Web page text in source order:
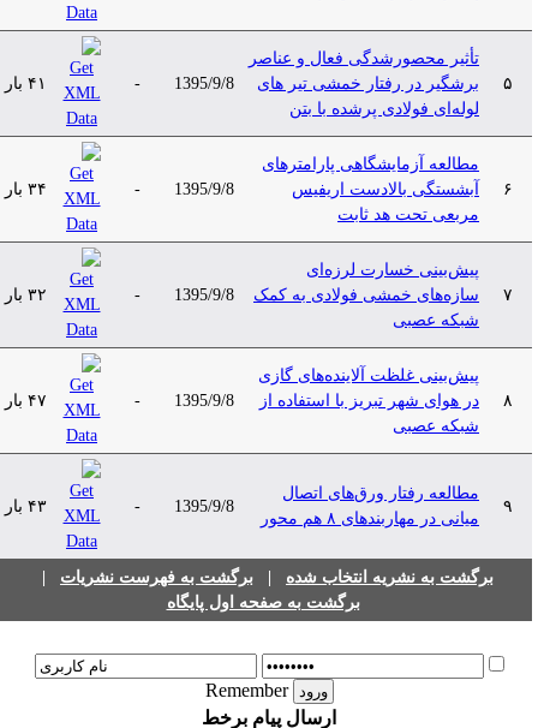
تأثیر محصورشدگی فعال و عناصر
برشگیر در رفتار خمشی تیر های
لوله‌ای فولادی پرشده با بتن
1395/9/8 ۴۱ بار
مطالعه آزمایشگاهی پارامترهای
آبشستگی بالادست اریفیس
مربعی تحت هد ثابت
1395/9/8 ۳۴ بار
پیش‌بینی خسارت لرزه‌ای
سازه‌های خمشی فولادی به کمک
شبکه عصبی
1395/9/8 ۳۲ بار
پیش‌بینی غلظت آلاینده‌های گازی
در هوای شهر تبریز با استفاده از
شبکه عصبی
1395/9/8 ۴۷ بار
مطالعه رفتار ورق‌های اتصال
میانی در مهاربندهای ۸ هم محور
1395/9/8 ۴۳ بار
برگشت به نشریه انتخاب شده| برگشت به فهرست نشریات|
برگشت به صفحه اول پایگاه
Remember
ارسال پیام برخط